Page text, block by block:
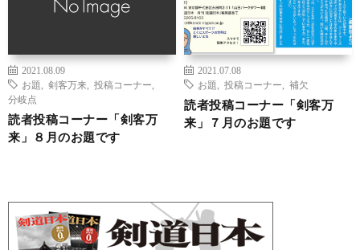
2021.08.09
お題
剣客万来 投稿コーナー
分岐点
読者投稿コーナー「剣客万
来」８月のお題です
2021.07.08
お題
投稿コーナー 補欠
読者投稿コーナー「剣客万
来」７月のお題です